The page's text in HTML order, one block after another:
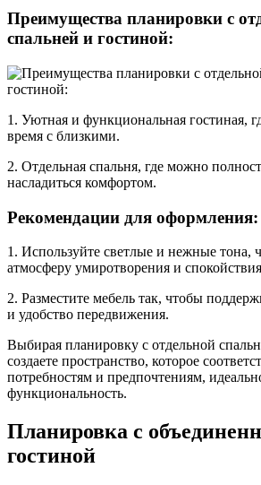
Преимущества планировки с
спальней и гостиной:
1. Уютная и функциональная гостиная,
время с близкими.
2. Отдельная спальня, где можно
насладиться комфортом.
Рекомендации для оформления:
1. Используйте светлые и нежные тона,
атмосферу умиротворения и
2. Разместите мебель так, чтобы
и удобство передвижения.
Выбирая планировку с отдельной
создаете пространство, которое
потребностям и предпочтениям,
функциональность.
Планировка с
гостиной